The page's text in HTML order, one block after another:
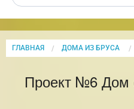
ГЛАВНАЯ ДОМА ИЗ БРУСА
Проект №6 Дом